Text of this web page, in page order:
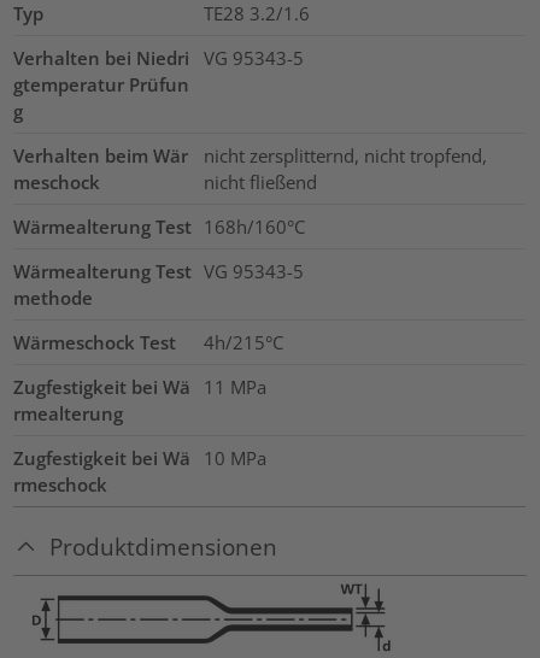
Typ
TE28 3.2/1.6
Verhalten bei Niedri
gtemperatur Prüfun
g
VG 95343-5
Verhalten beim Wär
meschock
nicht zersplitternd, nicht tropfend,
nicht fließend
Wärmealterung Test 168h/160°C
Wärmealterung Test
methode
VG 95343-5
Wärmeschock Test
4h/215°C
Zugfestigkeit bei Wä
rmealterung
11 MPa
Zugfestigkeit bei Wä
rmeschock
10 MPa
Produktdimensionen